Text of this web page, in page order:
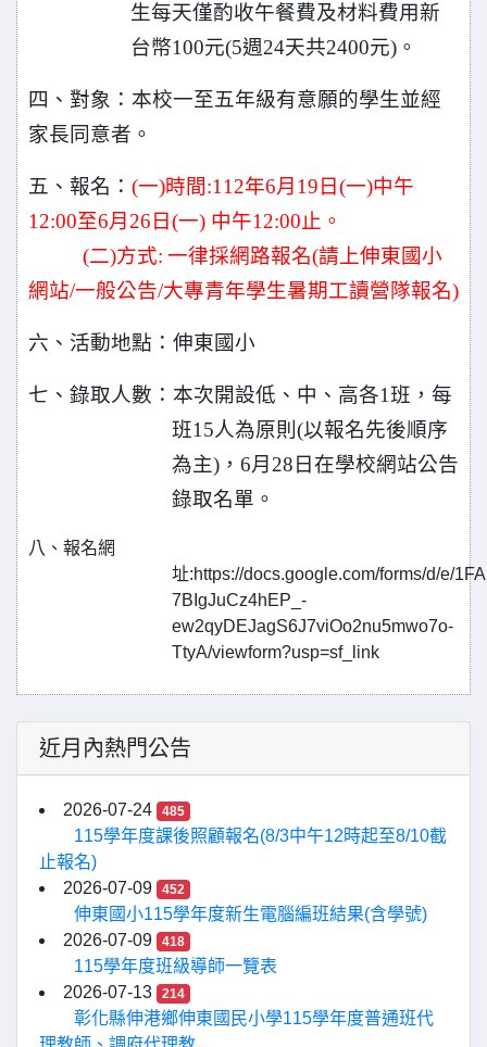
生每天僅酌收午餐費及材料費用新
台幣100元(5週24天共2400元)。
四、對象 ： 本校一至五年級有意願的學生並經
家長同意者。
五、報名： (一)時間:112年6月19日(一)中午
12:00至6月26日(一) 中午12:00止。
(二)方式: 一律採網路報名(請上伸東國小
網站/一般公告/大專青年學生暑期工讀營隊報名)
六、活動地點： 伸東國小
七、錄取人數：本次開設低、中、高各1班，每
班15人為原則(以報名先後順序
為主)，6月28日在學校網站公告
錄取名單。
八、報名網
址:https://docs.google.com/forms/d/e/
7BIgJuCz4hEP_-
ew2qyDEJagS6J7viOo2nu5mwo7o-
TtyA/viewform?usp=sf_link
近月內熱門公告
2026-07-24 485
115學年度課後照顧報名(8/3中午12時起至8/10截
止報名)
2026-07-09
452
伸東國小115學年度新生電腦編班結果(含學號)
2026-07-09
418
115學年度班級導師一覽表
2026-07-13
214
彰化縣伸港鄉伸東國民小學115學年度普通班代